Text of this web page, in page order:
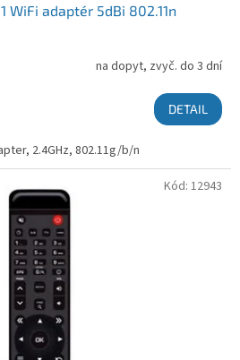
WiFi adaptér 5dBi 802.11n
na dopyt, zvyč. do 3 dní
DETAIL
2.4GHz, 802.11g/b/n
Kód: 12943